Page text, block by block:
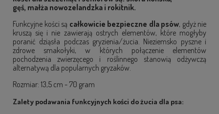
gęś, małża nowozelandzka i rokitnik.
Funkcyjne kości są całkowicie bezpieczne dla psów, gdyż nie
kruszą się i nie zawierają ostrych elementów, które mogłyby
poranić dziąsła podczas gryzienia/żucia. Nieziemsko pyszne i
zdrowe smakołyki, w których połączenie elementów
pochodzenia zwierzęcego i roślinnego stanowią odżywczą
alternatywą dla popularnych gryzaków.
Rozmiar: 13,5 cm - 70 gram
Zalety podawania funkcyjnych kości do żucia dla psa: